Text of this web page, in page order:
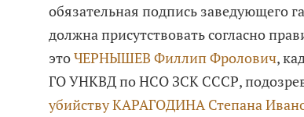
обязательная подпись заведующего
должна присутствовать согласно
этоЧЕРНЫШЕВ Филлип Фролович,
ГО УНКВД по НСО ЗСК СССР,
убийствуКАРАГОДИНА Степана